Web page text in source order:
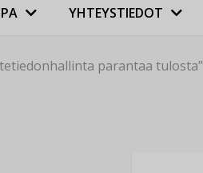
YHTEYSTIEDOT
parantaa tulosta”